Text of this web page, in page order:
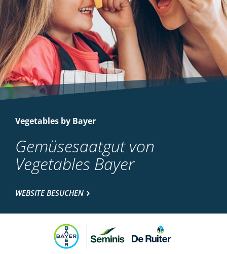
Vegetables by Bayer
Gemüsesaatgut von
Vegetables Bayer
WEBSITE BESUCHEN